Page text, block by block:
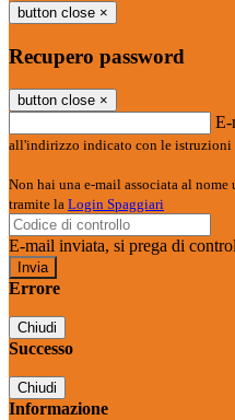
button close ×
Recupero password
button close ×
E-
all'indirizzo indicato con le istruzioni
Non hai una e-mail associata al
tramite la Login Spaggiari
E-mail inviata, si prega di
Errore
Chiudi
Successo
Chiudi
Informazione